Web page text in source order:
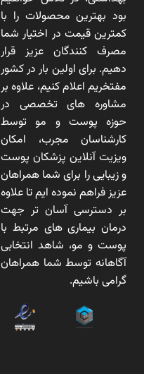
بود بهترین محصولات را با
کمترین قیمت در اختیار شما
مصرف کنندگان عزیز قرار
دهیم. برای اولین بار در کشور
مفتخریم اعلام کنیم، علاوه بر
مشاوره های تخصصی در
حوزه پوست و مو توسط
کارشناسان مجرب، امکان
ویزیت آنلاین پزشکان پوست
و زیبایی را برای شما همراهان
عزیز فراهم نموده ایم تا علاوه
بر دسترسی آسان تر جهت
درمان بیماری های مرتبط با
پوست و مو، شاهد انتخابی
آگاهانه توسط شما همراهان
گرامی باشیم.